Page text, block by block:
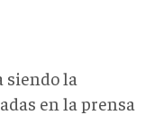
siendo la
en la prensa